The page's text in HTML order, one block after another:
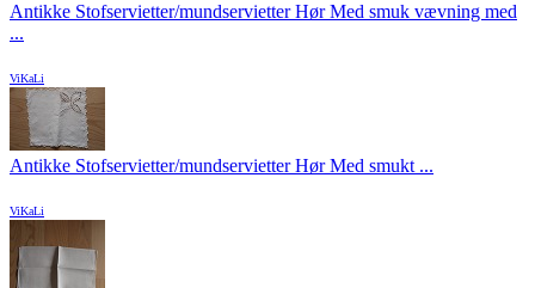
Antikke Stofservietter/mundservietter Hør Med smuk vævning med
...
ViKaLi
Antikke Stofservietter/mundservietter Hør Med smukt ...
ViKaLi